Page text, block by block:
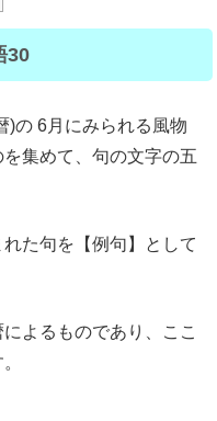
30
)の 6月にみられる風物
集めて、句の文字の五
た句を【例句】として
よるものであり、ここ